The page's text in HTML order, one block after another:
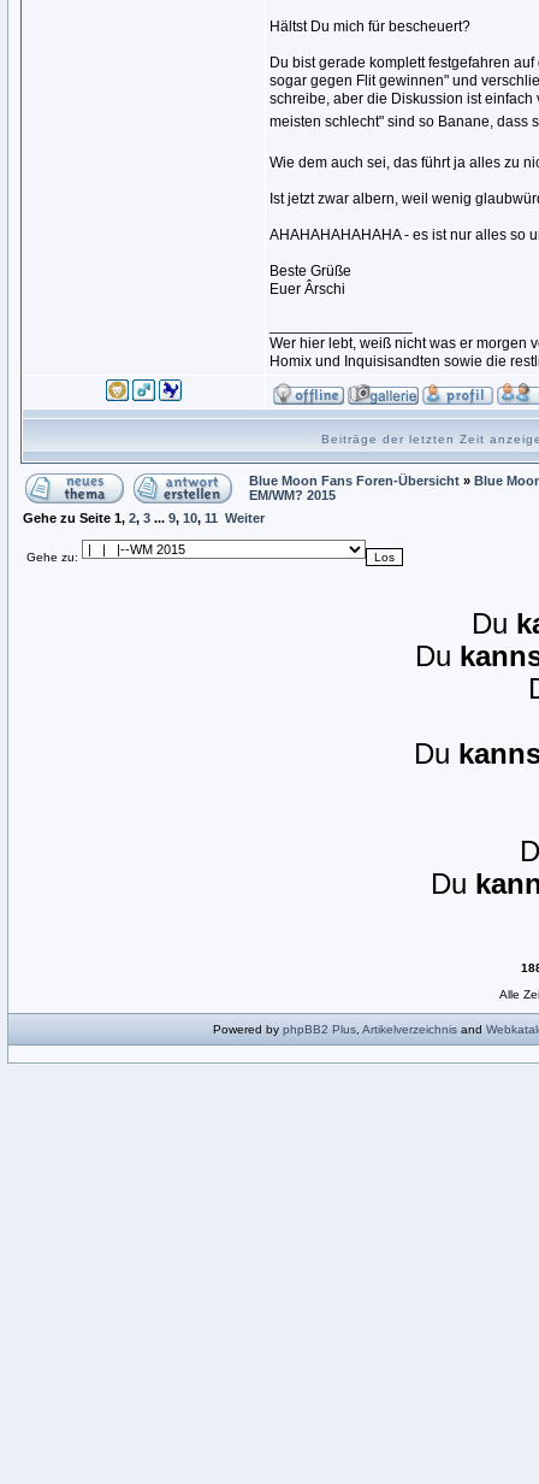
Hältst Du mich für bescheuert?
Du bist gerade komplett festgefahren
sogar gegen Flit gewinnen" und
schreibe, aber die Diskussion ist
meisten schlecht" sind so Banane, dass
Wie dem auch sei, das führt ja alles zu
Ist jetzt zwar albern, weil wenig
AHAHAHAHAHAHA - es ist nur alles so
Beste Grüße
Euer Ârschi
Wer hier lebt, weiß nicht was er morgen
Homix und Inquisisandten sowie die
Beiträge der letzten Zeit
Blue Moon Fans Foren-Übersicht » Blue
EM/WM? 2015
Gehe zu Seite 1, 2, 3 ... 9, 10, 11 Weiter
Gehe zu:
Du
Du
Du
Du
Alle
Powered by phpBB2 Plus Artikelverzeichnis and